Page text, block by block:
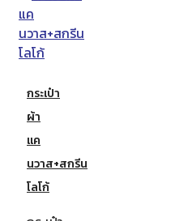
กระเป๋า
ผ้า
แค
นวาส+สกรีน
โลโก้